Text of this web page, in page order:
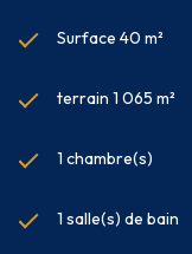
Surface 40 m²
terrain 1 065 m²
1 chambre(s)
1 salle(s) de bain